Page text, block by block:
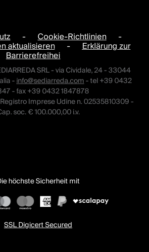
- Cookie-Richtlinien -
aktualisieren - Erklärung zur
Barrierefreihei
SRL - via Cividale, 24 - 33044
-info@sediarreda.com- tel +39 0432
- fax +39 0432 1847878
Imprese Udine n. 02535810309 -
soc. € 100.000,00 i.v.
höchste Sicherheit mit
SSL Digicert Secured